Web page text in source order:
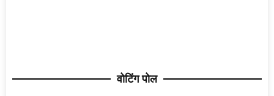
वोटिंग पोल